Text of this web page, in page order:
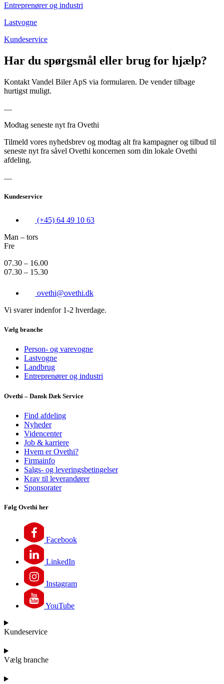
Entreprenører og industri
Lastvogne
Kundeservice
Har du spørgsmål eller brug for hjælp?
Kontakt Vandel Biler ApS via formularen. De vender tilbage
hurtigst muligt.
....
Modtag seneste nyt fra Ovethi
Tilmeld vores nyhedsbrev og modtag alt fra kampagner og tilbud til
seneste nyt fra såvel Ovethi koncernen som din lokale Ovethi
afdeling.
....
Kundeservice
(+45) 64 49 10 63
Man – tors
Fre
07.30 – 16.00
07.30 – 15.30
ovethi@ovethi.dk
Vi svarer indenfor 1-2 hverdage.
Vælg branche
Person- og varevogne
Lastvogne
Landbrug
Entreprenører og industri
Ovethi – Dansk Dæk Service
Find afdeling
Nyheder
Videncenter
Job & karriere
Hvem er Ovethi?
Firmainfo
Salgs- og leveringsbetingelser
Krav til leverandører
Sponsorater
Følg Ovethi her
Facebook
LinkedIn
Instagram
YouTube
Kundeservice
Vælg branche